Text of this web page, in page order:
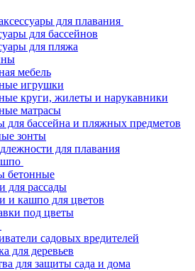
для плавания
для бассейнов
для пляжа
мебель
игрушки
круги, жилеты и нарукавники
матрасы
для бассейна и пляжных предметов
зонты
для плавания
бетонные
для рассады
и кашпо для цветов
под цветы
садовых вредителей
для деревьев
для защиты сада и дома